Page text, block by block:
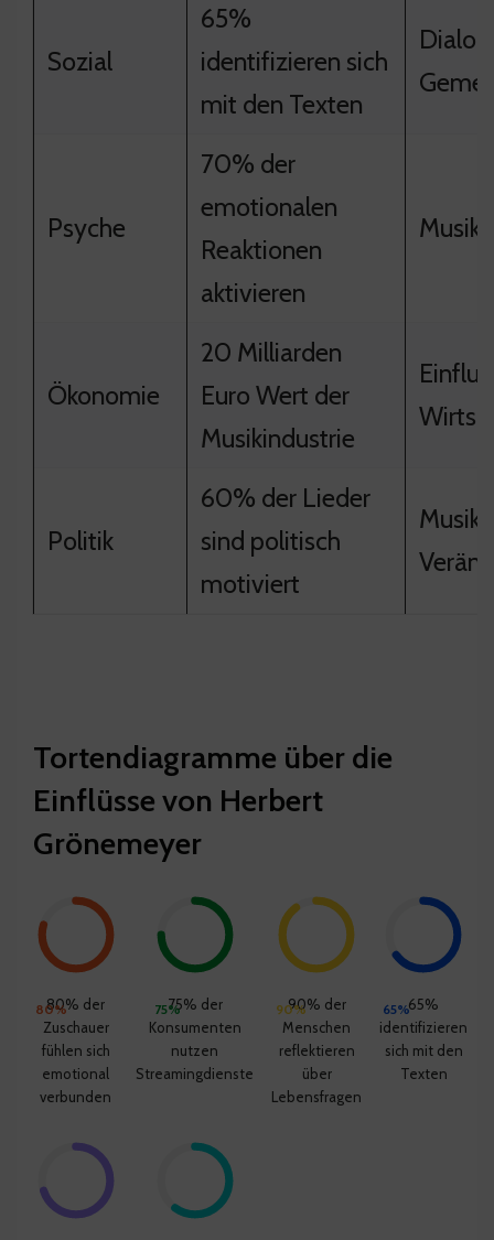
Sozial
65%
identifizieren sich
mit den Texten
Psyche
70% der
emotionalen
Reaktionen
aktivieren
Musik
Ökonomie
20 Milliarden
Euro Wert der
Musikindustrie
Politik
60% der Lieder
sind politisch
motiviert
Musik
Tortendiagramme über die
Einflüsse von Herbert
Grönemeyer
80%
80% der
Zuschauer
fühlen sich
emotional
verbunden
75%75% der
Konsumenten
nutzen
Streamingdienste
90%
90% der
Menschen
reflektieren
über
Lebensfragen
65%65%
identifizieren
sich mit den
Texten